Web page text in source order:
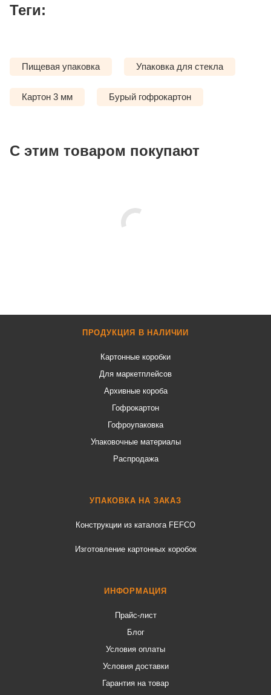
Теги:
Пищевая упаковка Упаковка для стекла
Картон 3 мм Бурый гофрокартон
С этим товаром покупают
ПРОДУКЦИЯ В НАЛИЧИИ
Картонные коробки
Для маркетплейсов
Архивные короба
Гофрокартон
Гофроупаковка
Упаковочные материалы
Распродажа
УПАКОВКА НА ЗАКАЗ
Конструкции из каталога FEFCO
Изготовление картонных коробок
ИНФОРМАЦИЯ
Прайс-лист
Блог
Условия оплаты
Условия доставки
Гарантия на товар